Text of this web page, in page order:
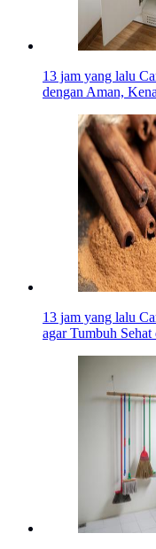
13 jam yang lalu
dengan Aman,
13 jam yang lalu
agar Tumbuh